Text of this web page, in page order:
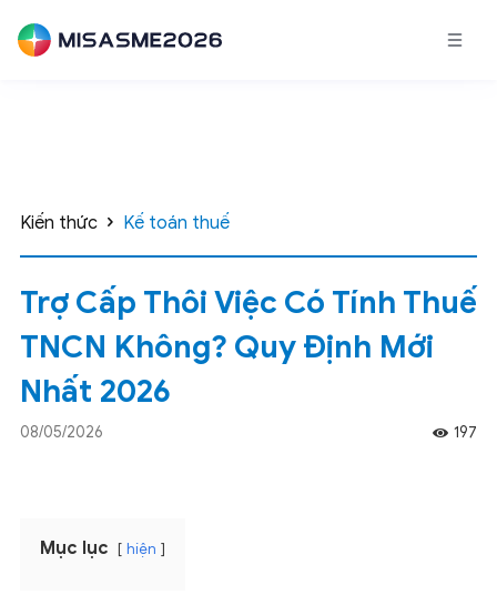
Kiến thức Kế toán thuế
Trợ Cấp Thôi Việc Có Tính Thuế
TNCN Không? Quy Định Mới
Nhất 2026
08/05/2026 197
Mục lục hiện